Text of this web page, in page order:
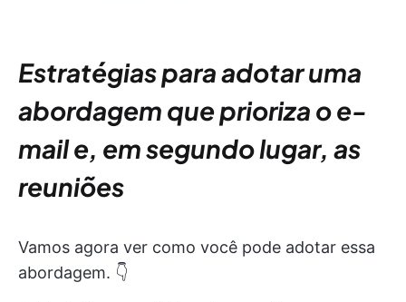
Estratégias para adotar uma
abordagem que prioriza o e-
mail e, em segundo lugar, as
reuniões
Vamos agora ver como você pode adotar essa
abordagem. 👇